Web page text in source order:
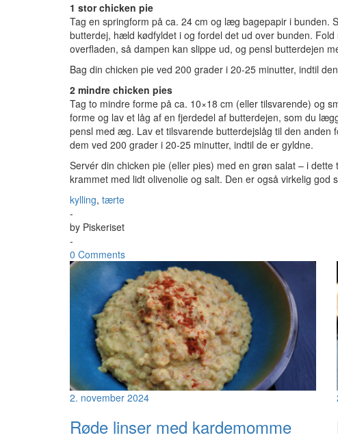
1 stor chicken pie
Tag en springform på ca. 24 cm og læg bagepapir i bunden.
butterdej, hæld kødfyldet i og fordel det ud over bunden.
overfladen, så dampen kan slippe ud, og pensl butterdejen
Bag din chicken pie ved 200 grader i 20-25 minutter, indtil
2 mindre chicken pies
Tag to mindre forme på ca. 10×18 cm (eller tilsvarende) og
forme og lav et låg af en fjerdedel af butterdejen, som du
pensl med æg. Lav et tilsvarende butterdejslåg til den
dem ved 200 grader i 20-25 minutter, indtil de er gyldne.
Servér din chicken pie (eller pies) med en grøn salat – i
krammet med lidt olivenolie og salt. Den er også virkelig god
kylling, tærte
-
by Piskeriset
-
0 Comments
2. november 2024
Røde linser med kardemomme